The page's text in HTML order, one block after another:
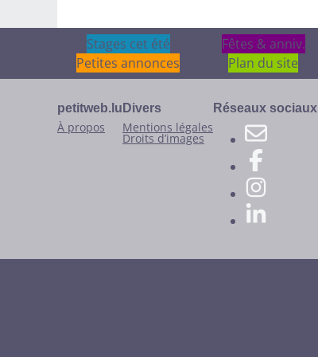
Stages cet été
Stages cet été Fêtes & anniv.
Fêtes & anniv.
Petites annonces
Plan du site
petitweb.lu
À propos
Divers
Mentions légales
Droits d’images
Réseaux sociaux